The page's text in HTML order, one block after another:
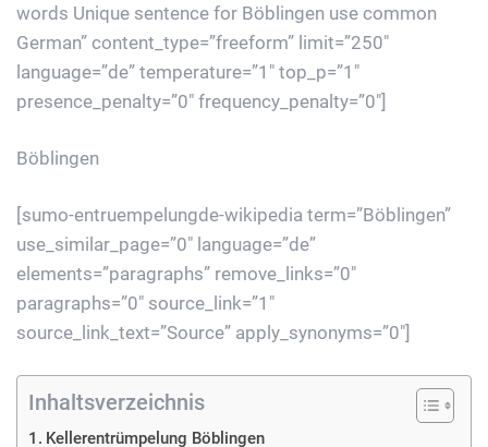
words Unique sentence for Böblingen use common
German” content_type=”freeform” limit=”250″
language=”de” temperature=”1″ top_p=”1″
presence_penalty=”0″ frequency_penalty=”0″]
Böblingen
[sumo-entruempelungde-wikipedia term=”Böblingen”
use_similar_page=”0″ language=”de”
elements=”paragraphs” remove_links=”0″
paragraphs=”0″ source_link=”1″
source_link_text=”Source” apply_synonyms=”0″]
Inhaltsverzeichnis
Kellerentrümpelung Böblingen